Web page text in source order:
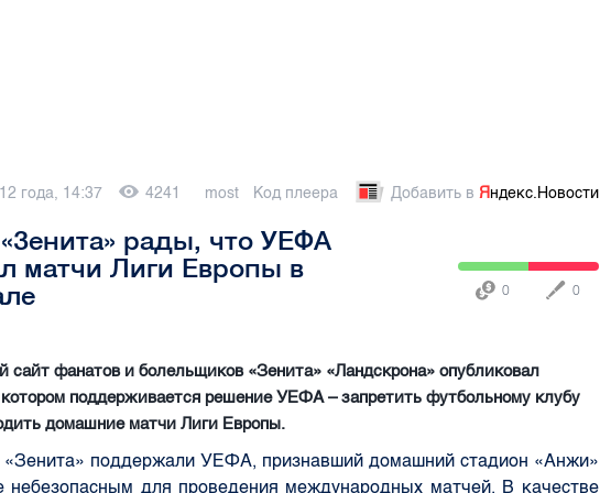
года, 14:37 4241 most Код плеера Добавить в Яндекс.Новости
рады, что УЕФА
матчи Лиги Европы в
0 0
фанатов и болельщиков «Зенита» «Ландскрона» опубликовал
поддерживается решение УЕФА – запретить футбольному клубу
домашние матчи Лиги Европы.
поддержали УЕФА, признавший домашний стадион «Анжи»
небезопасным для проведения международных матчей. В качестве